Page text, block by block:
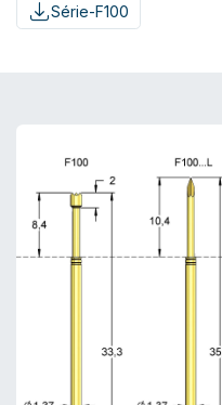
Série-F100